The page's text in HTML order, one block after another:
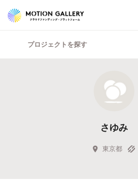
プロジェクトを探す
さゆみ
東京都